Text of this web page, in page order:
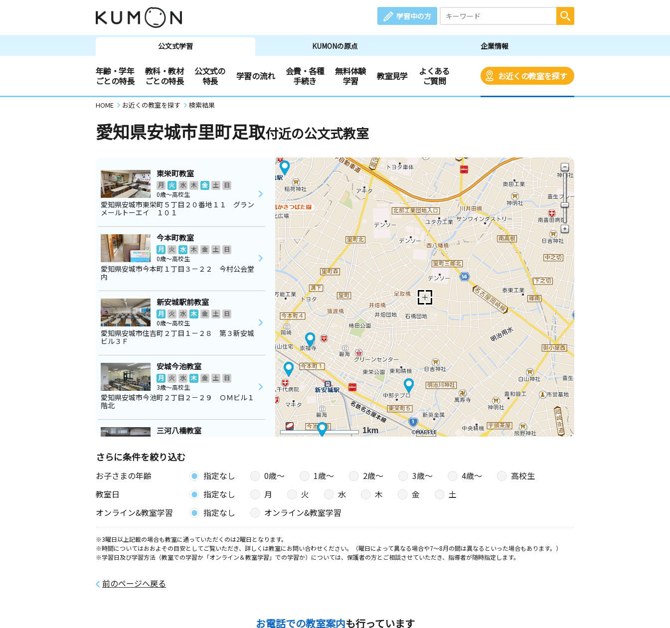
学習中の方
公文式学習 KUMONの原点 企業情報
年齢・学年
ごとの特長
教科・教材
ごとの特長
公文式の
特長
学習の流れ
会費・各種
手続き
無料体験
学習
教室見学
よくある
ご質問
お近くの教室を探す
HOME お近くの教室を探す 検索結果
愛知県安城市里町足取付近の公文式教室
1km
東栄町教室
月 火 水 木 金 土
日
0歳～高校生
愛知県安城市東栄町５丁目２０番地１１ グラン
メールトーエイ １０１
今本町教室
月 火 水 木 金 土
日
0歳～高校生
愛知県安城市今本町１丁目３－２２ 今村公会堂
内
新安城駅前教室
月 火 水 木 金 土
日
0歳～高校生
愛知県安城市住吉町２丁目１－２８ 第３新安城
ビル３Ｆ
安城今池教室
月 火 水 木 金 土
日
3歳～高校生
愛知県安城市今池町２丁目２－２９ ＯＭビル１
階北
三河八橋教室
3歳～高校生
愛知県豊田市花園町屋敷６７－１ 花園町区民会
さらに条件を絞り込む
お子さまの年齢 指定なし 0歳〜 1歳〜 2歳〜 3歳〜 4歳〜
高校生
教室日
指定なし 月 火 水 木 金
土
オンライン&教室学習
指定なし オンライン&教室学習
※3曜日以上記載の場合も教室に通っていただくのは2曜日となります。
※時間についてはおおよその目安としてご覧いただき、詳しくは教室にお問い合わせください。（曜日によって異なる場合や7～8月の間は異なるといった場合もあります。）
※学習日及び学習方法（教室での学習か「オンライン＆教室学習」での学習か）については、保護者の方とご相談させていただき、指導者が随時指定します。
前のページへ戻る
お電話での教室案内も行っています